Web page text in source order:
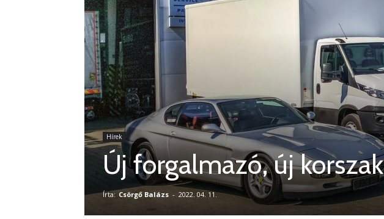
Hírek
Új forgalmazó, új korszak
Írta: Csörgő Balázs - 2022. 04. 11.